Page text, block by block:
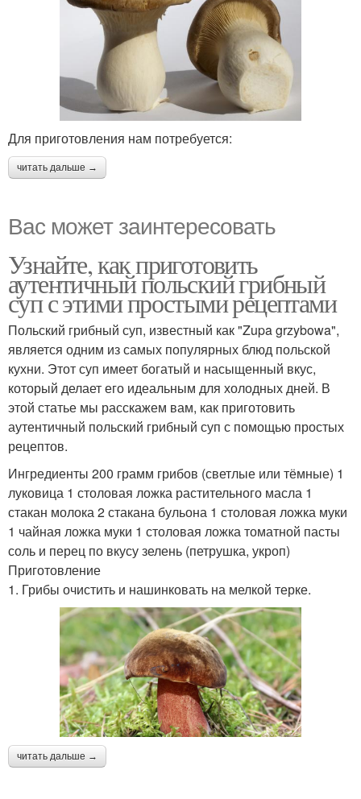
Для приготовления нам потребуется:
читать дальше →
Вас может заинтересовать
Узнайте, как приготовить
аутентичный польский грибный
суп с этими простыми рецептами
Польский грибный суп, известный как "Zupa grzybowa",
является одним из самых популярных блюд польской
кухни. Этот суп имеет богатый и насыщенный вкус,
который делает его идеальным для холодных дней. В
этой статье мы расскажем вам, как приготовить
аутентичный польский грибный суп с помощью простых
рецептов.
Ингредиенты 200 грамм грибов (светлые или тёмные) 1
луковица 1 столовая ложка растительного масла 1
стакан молока 2 стакана бульона 1 столовая ложка муки
1 чайная ложка муки 1 столовая ложка томатной пасты
соль и перец по вкусу зелень (петрушка, укроп)
Приготовление
1. Грибы очистить и нашинковать на мелкой терке.
читать дальше →